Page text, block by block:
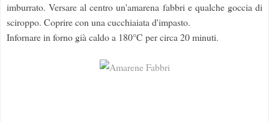
imburrato. Versare al centro un'amarena fabbri e qualche goccia di
sciroppo. Coprire con una cucchiaiata d'impasto.
Infornare in forno già caldo a 180°C per circa 20 minuti.